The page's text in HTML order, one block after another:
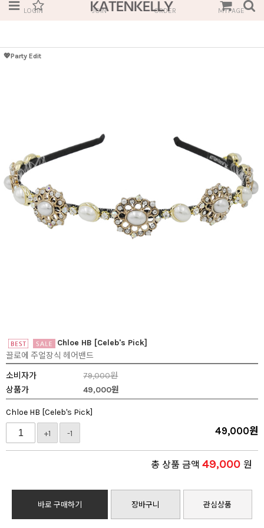
LOGIN JOIN ORDER MYPAGE
💖Party Edit
Chloe HB [Celeb's Pick]
끌로에 주얼장식 헤어밴드
소비자가
79,000원
상품가
49,000원
Chloe HB [Celeb's Pick]
+1 -1 49,000원
총 상품 금액 49,000 원
바로 구매하기 장바구니 관심상품